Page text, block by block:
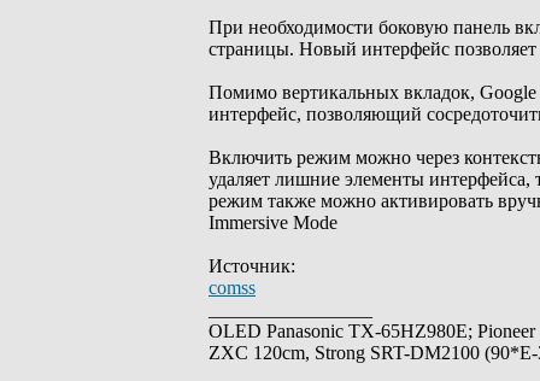
При необходимости боковую панель
страницы. Новый интерфейс позволяет
Помимо вертикальных вкладок,
интерфейс, позволяющий
Включить режим можно через
удаляет лишние элементы
режим также можно активировать
Immersive Mode
Источник:
comss
OLED Panasonic TX-65HZ980E;
ZXC 120cm, Strong SRT-DM2100